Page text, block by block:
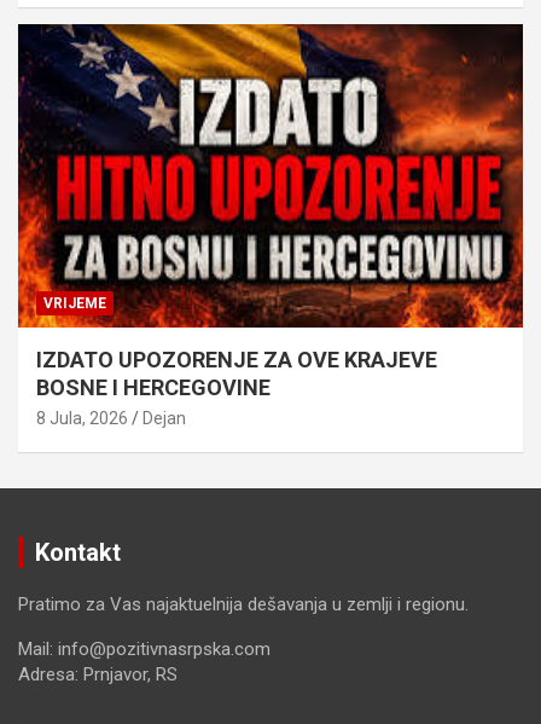
VRIJEME
IZDATO UPOZORENJE ZA OVE KRAJEVE
BOSNE I HERCEGOVINE
8 Jula, 2026 Dejan
Kontakt
Pratimo za Vas najaktuelnija dešavanja u zemlji i regionu.
Mail: info@pozitivnasrpska.com
Adresa: Prnjavor, RS